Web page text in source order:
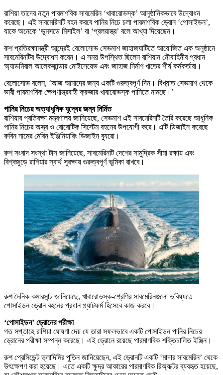
রাশিয়া তাদের নতুন পারমাণবিক সাবমেরিন ‘খাবারোভস্ক’ আনুষ্ঠানিকভাবে উদ্বোধন
করেছে। এই সাবমেরিনটি বহন করবে পানির নিচে চলা পারমাণবিক ড্রোন ‘পোসাইডন’,
যাকে অনেকে ‘ডুমসডে মিসাইল’ বা ‘প্রলয়াস্ত্র’ বলে আখ্যা দিয়েছেন।
রুশ প্রতিরক্ষামন্ত্রী আন্দ্রেই বেলোসোভ সেভমাশ জাহাজঘাটিতে আয়োজিত এক অনুষ্ঠানে
সাবমেরিনটির উদ্বোধন করেন। এ সময় উপস্থিত ছিলেন রাশিয়ান নৌবাহিনীর প্রধান
অ্যাডমিরাল আলেকজান্ডার মোইসেয়েভ এবং জাহাজ নির্মাণ খাতের শীর্ষ কর্মকর্তারা।
বেলোসোভ বলেন, ‘আজ আমাদের জন্য একটি গুরুত্বপূর্ণ দিন। বিখ্যাত সেভমাশ থেকে
ভারী পারমাণবিক ক্ষেপণাস্ত্রবাহী ক্রুজার খাবারোভস্ক পানিতে নামছে।’
পানির নিচের অত্যাধুনিক যুদ্ধের জন্য নির্মিত
রাশিয়ার প্রতিরক্ষা মন্ত্রণালয় জানিয়েছে, সেভমাশ এই সাবমেরিনটি তৈরি করেছে আধুনিক
পানির নিচের অস্ত্র ও রোবোটিক সিস্টেম বহনের উপযোগী করে। এটি ডিজাইন করেছে
রুবিন নামের মেরিন ইঞ্জিনিয়ারিং ডিজাইন ব্যুরো।
রুশ সংবাদ সংস্থা টাস জানিয়েছে, সাবমেরিনটি দেশের সামুদ্রিক সীমা রক্ষায় এবং
বিশ্বজুড়ে রাশিয়ার স্বার্থ সুরক্ষায় গুরুত্বপূর্ণ ভূমিকা রাখবে।
রুশ দৈনিক কমারসান্ট জানিয়েছে, খাবারোভস্ক-শ্রেণির সাবমেরিনগুলো ভবিষ্যতে
পোসাইডন ড্রোন বহনের প্রধান প্ল্যাটফর্ম হিসেবে কাজ করবে।
‘পোসাইডন’ ড্রোনের পরীক্ষা
গত সপ্তাহে রাশিয়া ঘোষণা দেয় যে তারা সফলভাবে একটি পোসাইডন পানির নিচের
ড্রোনের পরীক্ষা সম্পন্ন করেছে। এই ড্রোনে রয়েছে পারমাণবিক শক্তিচালিত ইঞ্জিন।
রুশ প্রেসিডেন্ট ভ্লাদিমির পুতিন জানিয়েছেন, এই ড্রোনটি একটি ‘মাদার সাবমেরিন’ থেকে
উৎক্ষেপণ করা হয়েছে। এতে একটি ক্ষুদ্র আকারের পারমাণবিক রিঅ্যাক্টর ব্যবহৃত হয়েছে,